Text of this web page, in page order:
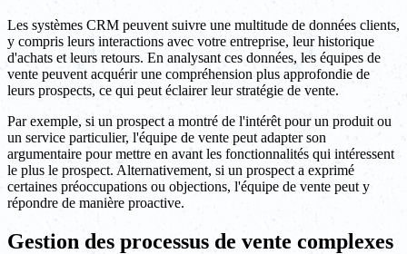
Les systèmes CRM peuvent suivre une multitude de données clients,
y compris leurs interactions avec votre entreprise, leur historique
d'achats et leurs retours. En analysant ces données, les équipes de
vente peuvent acquérir une compréhension plus approfondie de
leurs prospects, ce qui peut éclairer leur stratégie de vente.
Par exemple, si un prospect a montré de l'intérêt pour un produit ou
un service particulier, l'équipe de vente peut adapter son
argumentaire pour mettre en avant les fonctionnalités qui intéressent
le plus le prospect. Alternativement, si un prospect a exprimé
certaines préoccupations ou objections, l'équipe de vente peut y
répondre de manière proactive.
Gestion des processus de vente complexes